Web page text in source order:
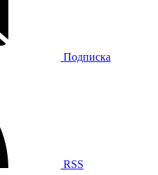
Подписка
RSS